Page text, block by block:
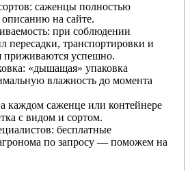
саженцы полностью
описанию на сайте.
при соблюдении
пересадки, транспортировки и
приживаются успешно.
«дышащая» упаковка
влажность до момента
каждом саженце или контейнере
с видом и сортом.
бесплатные
по запросу — поможем на